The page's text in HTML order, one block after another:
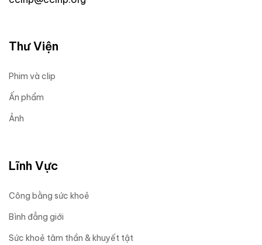
Thư Viện
Phim và clip
Ấn phẩm
Ảnh
Lĩnh Vực
Công bằng sức khoẻ
Bình đẳng giới
Sức khoẻ tâm thần & khuyết tật